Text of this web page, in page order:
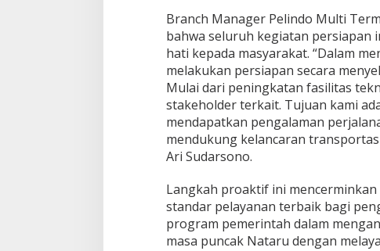
k
a
n
P
e
n
u
m
p
a
n
Branch Manager Pelindo Multi
bahwa seluruh kegiatan persiapan
hati kepada masyarakat. “Dalam
melakukan persiapan secara
Mulai dari peningkatan fasilitas
stakeholder terkait. Tujuan kami
mendapatkan pengalaman
mendukung kelancaran
Ari Sudarsono.
Langkah proaktif ini
standar pelayanan terbaik bagi
program pemerintah dalam
masa puncak Nataru dengan